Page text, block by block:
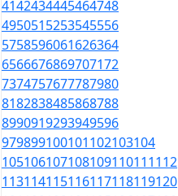
4142434445464748
4950515253545556
5758596061626364
6566676869707172
7374757677787980
8182838485868788
8990919293949596
979899100101102103104
105106107108109110111112
113114115116117118119120